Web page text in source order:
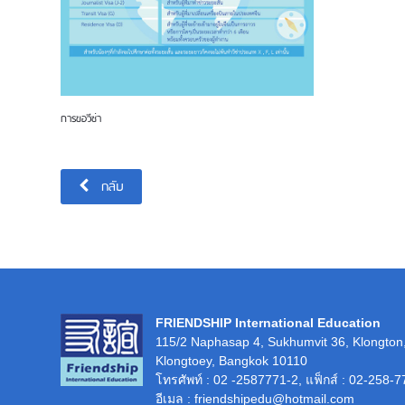
การขอวีซ่า
กลับ
FRIENDSHIP International Education
115/2 Naphasap 4, Sukhumvit 36, Klongton,
Klongtoey, Bangkok 10110
โทรศัพท์ : 02 -2587771-2, แฟ็กส์ : 02-258-
อีเมล : friendshipedu@hotmail.com